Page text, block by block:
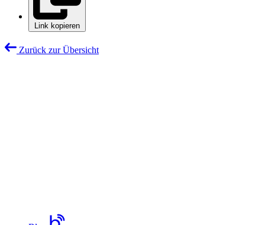
Link kopieren
Zurück zur Übersicht